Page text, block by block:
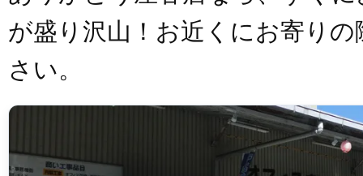
が盛り沢山！お近くにお寄り
さい。